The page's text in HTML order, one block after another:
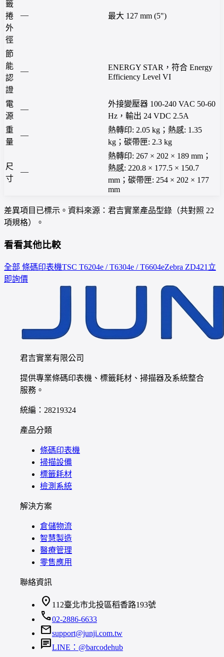
籤
捲
外
徑
— 最大 127 mm (5")
節
能
認
證
—
ENERGY STAR，符合 Energy
Efficiency Level VI
電
源
—
外接變壓器 100-240 VAC 50-60
Hz，輸出 24 VDC 2.5A
重
量
—
熱轉印: 2.05 kg；熱感: 1.35
kg；碳帶匣: 2.3 kg
尺
寸
—
熱轉印: 267 × 202 × 189 mm；
熱感: 220.8 × 177.5 × 150.7
mm；碳帶匣: 254 × 202 × 177
mm
差異項目已標示。資料來源：君吉實業產品型錄（共對照 22
項規格）。
看看其他比較
全部 條碼印表機TSC T6204e / T6304e / T6604eZebra ZD421 立
即詢價
君吉實業有限公司
提供專業條碼印表機、標籤耗材、掃描器及系統整合
服務。
統編：28219324
產品分類
條碼印表機
掃描設備
標籤耗材
檢測系統
解決方案
倉儲物流
智慧製造
醫療管理
零售應用
聯絡資訊
location_on 112臺北市北投區稻香路193號
call02-2886-6633
mailsupport@junji.com.tw
chatLINE：@barcodehub